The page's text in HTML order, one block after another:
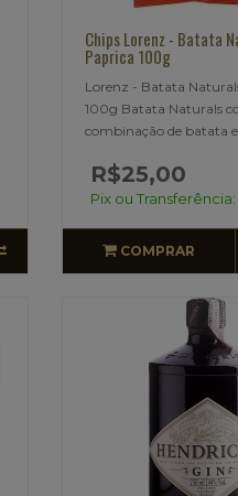
Chips Lorenz - Batata
Paprica 100g
Lorenz - Batata
100g Batata Naturals
combinação de batata e
R$25,00
Pix ou Transferência:
COMPRAR